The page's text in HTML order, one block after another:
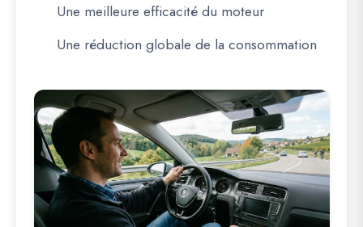
Une meilleure efficacité du moteur
Une réduction globale de la consommation